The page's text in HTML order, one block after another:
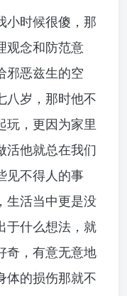
小时候很傻，那
观念和防范意
邪恶兹生的空
八岁，那时他不
玩，更因为家里
活他就总在我们
见不得人的事
生活当中更是没
于什么想法，就
奇，有意无意地
体的损伤那就不